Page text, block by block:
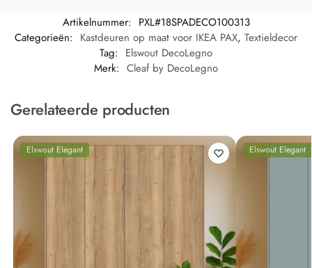
Artikelnummer: PXL#18SPADECO100313
Categorieën: Kastdeuren op maat voor IKEA PAX, Textieldecor
Tag: Elswout DecoLegno
Merk: Cleaf by DecoLegno
Gerelateerde producten
Elswout Elegant Elswout Elegant